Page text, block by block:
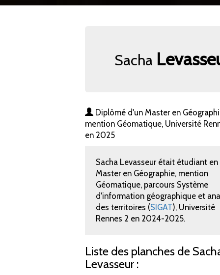
Sacha
Diplômé d'un Master en
mention Géomatique, Université
en 2025
Sacha Levasseur était étudiant en
Master en Géographie, mention
Géomatique, parcours Système
d'information géographique et
des territoires (SIGAT), Université
Rennes 2 en 2024-2025.
Liste des planches de
Levasseur :